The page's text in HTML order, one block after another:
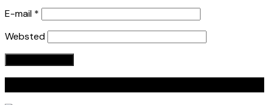
E-mail *
Websted